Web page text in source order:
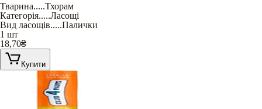
Тварина.....Тхорам
Категорія.....Ласощі
Вид ласощів.....Палички
1 шт
18,70₴
Купити